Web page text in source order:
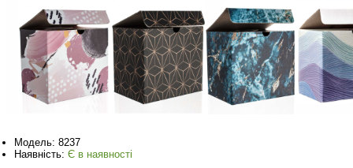
Модель: 8237
Наявність: Є в наявності